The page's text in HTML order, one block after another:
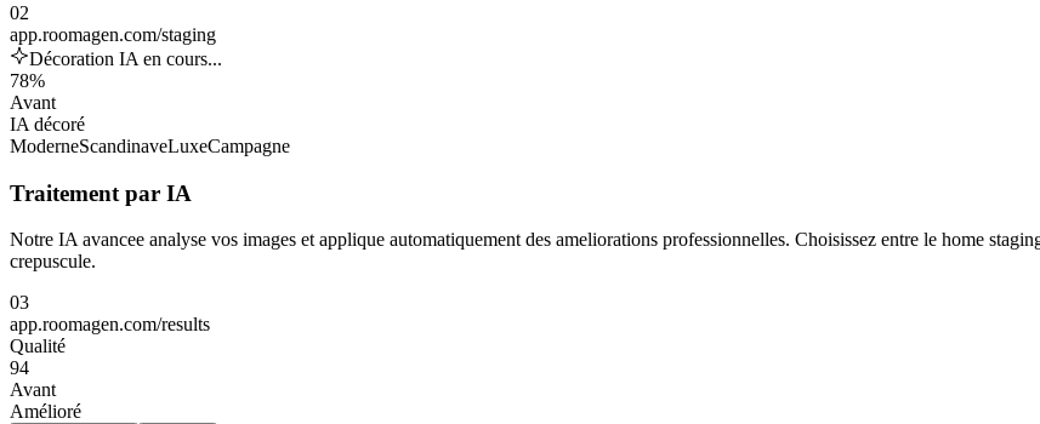
02
app.roomagen.com/staging
Décoration IA en cours...
78%
Avant
IA décoré
ModerneScandinaveLuxeCampagne
Traitement par IA
Notre IA avancee analyse vos images et applique automatiquement des ameliorations professionnelles. Choisissez entre le home
crepuscule.
03
app.roomagen.com/results
Qualité
94
Avant
Amélioré